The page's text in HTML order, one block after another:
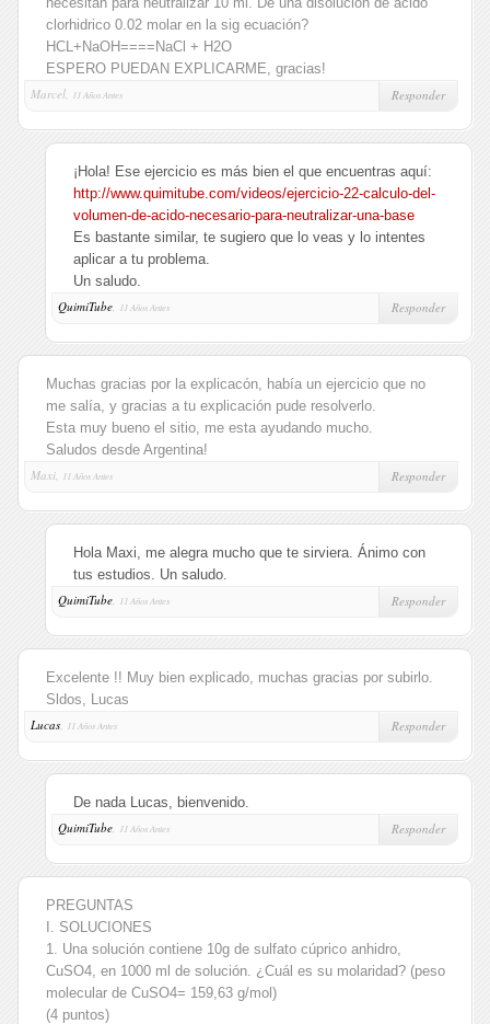
clorhidrico 0.02 molar en la sig ecuación?
HCL+NaOH====NaCl + H2O
ESPERO PUEDAN EXPLICARME, gracias!
Marcel,
11 Años Antes Responder
¡Hola! Ese ejercicio es más bien el que encuentras aquí:
http://www.quimitube.com/videos/ejercicio-22-calculo-del-
volumen-de-acido-necesario-para-neutralizar-una-base
Es bastante similar, te sugiero que lo veas y lo intentes
aplicar a tu problema.
Un saludo.
QuimiTube, 11 Años Antes Responder
Muchas gracias por la explicacón, había un ejercicio que no
me salía, y gracias a tu explicación pude resolverlo.
Esta muy bueno el sitio, me esta ayudando mucho.
Saludos desde Argentina!
Maxi,
11 Años Antes Responder
Hola Maxi, me alegra mucho que te sirviera. Ánimo con
tus estudios. Un saludo.
QuimiTube, 11 Años Antes Responder
Excelente !! Muy bien explicado, muchas gracias por subirlo.
Sldos, Lucas
Lucas, 11 Años Antes Responder
De nada Lucas, bienvenido.
QuimiTube, 11 Años Antes Responder
PREGUNTAS
I. SOLUCIONES
1. Una solución contiene 10g de sulfato cúprico anhidro,
CuSO4, en 1000 ml de solución. ¿Cuál es su molaridad? (peso
molecular de CuSO4= 159,63 g/mol)
(4 puntos)